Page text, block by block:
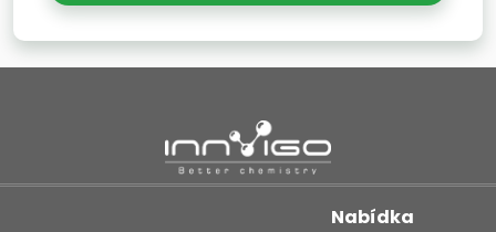
Nabídka